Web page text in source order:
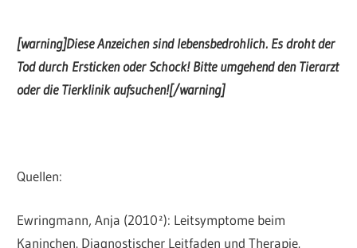
[warning]Diese Anzeichen sind lebensbedrohlich. Es droht der
Tod durch Ersticken oder Schock! Bitte umgehend den Tierarzt
oder die Tierklinik aufsuchen![/warning]
Quellen:
Ewringmann, Anja (2010²): Leitsymptome beim
Kaninchen. Diagnostischer Leitfaden und Therapie.